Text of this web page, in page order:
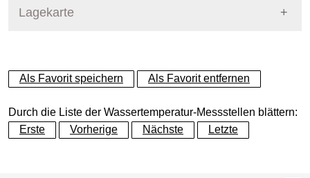
Lagekarte
+
−
Als Favorit speichern Als Favorit entfernen
Durch die Liste der Wassertemperatur-Messstellen blättern:
Erste
Vorherige Nächste Letzte